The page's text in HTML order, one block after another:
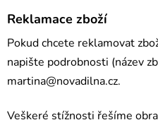
Reklamace zboží
Pokud chcete reklamovat
napište podrobnosti (název
martina@novadilna.cz.
Veškeré stížnosti řešíme